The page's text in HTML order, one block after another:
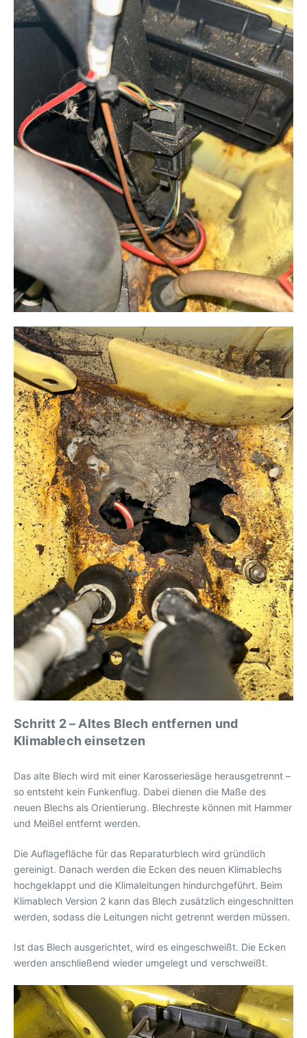
Schritt 2 – Altes Blech entfernen und
Klimablech einsetzen
Das alte Blech wird mit einer Karosseriesäge herausgetrennt –
so entsteht kein Funkenflug. Dabei dienen die Maße des
neuen Blechs als Orientierung. Blechreste können mit Hammer
und Meißel entfernt werden.
Die Auflagefläche für das Reparaturblech wird gründlich
gereinigt. Danach werden die Ecken des neuen Klimablechs
hochgeklappt und die Klimaleitungen hindurchgeführt. Beim
Klimablech Version 2 kann das Blech zusätzlich eingeschnitten
werden, sodass die Leitungen nicht getrennt werden müssen.
Ist das Blech ausgerichtet, wird es eingeschweißt. Die Ecken
werden anschließend wieder umgelegt und verschweißt.